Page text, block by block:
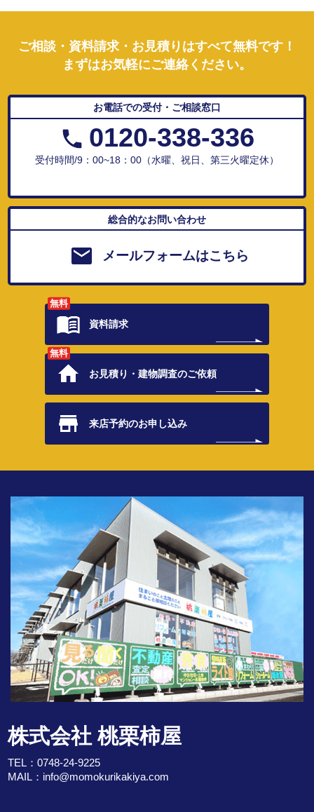
ご相談・資料請求・お見積りはすべて無料です！
まずはお気軽にご連絡ください。
お電話での受付・ご相談窓口
0120-338-336
受付時間/9：00~18：00（水曜、祝日、第三火曜定休）
総合的なお問い合わせ
メールフォームはこちら
無料
資料請求
無料
お見積り・建物調査のご依頼
来店予約のお申し込み
株式会社 桃栗柿屋
TEL：0748-24-9225
MAIL： info@momokurikakiya.com